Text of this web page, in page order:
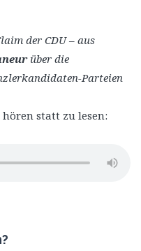
der CDU – aus
über die
Parteien
statt zu lesen: